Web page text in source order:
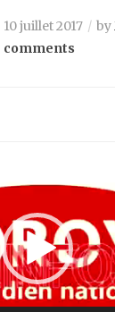
10 juillet 2017 by
comments